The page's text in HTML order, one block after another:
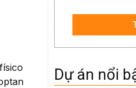
Dự án nổi